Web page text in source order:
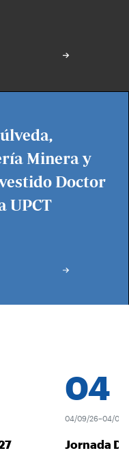
Minera y
Doctor
UPCT
04
04/09/26–04/09/26
Jornada